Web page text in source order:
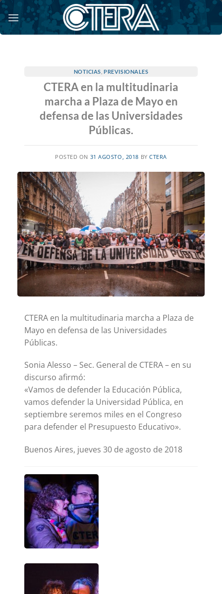
Saltar
al
contenido
NOTICIAS ,PREVISIONALES
CTERA en la multitudinaria
marcha a Plaza de Mayo en
defensa de las Universidades
Públicas.
POSTED ON 31 AGOSTO, 2018 BYCTERA
CTERA en la multitudinaria marcha a Plaza de
Mayo en defensa de las Universidades
Públicas.
Sonia Alesso – Sec. General de CTERA – en su
discurso afirmó:
«Vamos de defender la Educación Pública,
vamos defender la Universidad Pública, en
septiembre seremos miles en el Congreso
para defender el Presupuesto Educativo».
Buenos Aires, jueves 30 de agosto de 2018